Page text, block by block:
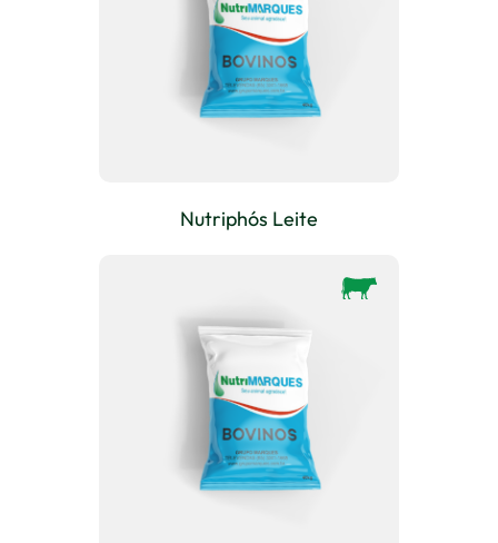
Nutriphós Leite